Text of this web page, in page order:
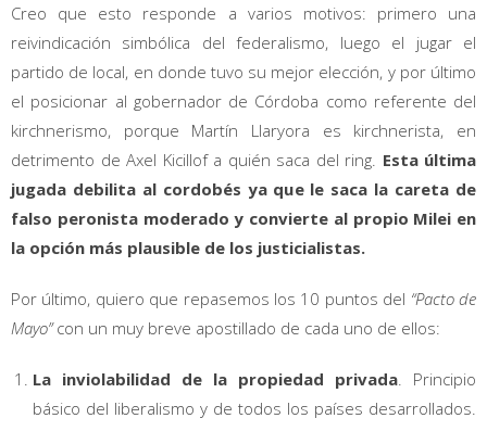
Creo que esto responde a varios motivos: primero una
reivindicación simbólica del federalismo, luego el jugar el
partido de local, en donde tuvo su mejor elección, y por último
el posicionar al gobernador de Córdoba como referente del
kirchnerismo, porque Martín Llaryora es kirchnerista, en
detrimento de Axel Kicillof a quién saca del ring. Esta última
jugada debilita al cordobés ya que le saca la careta de
falso peronista moderado y convierte al propio Milei en
la opción más plausible de los justicialistas.
Por último, quiero que repasemos los 10 puntos del “Pacto de
Mayo”con un muy breve apostillado de cada uno de ellos:
La inviolabilidad de la propiedad privada . Principio
básico del liberalismo y de todos los países desarrollados.